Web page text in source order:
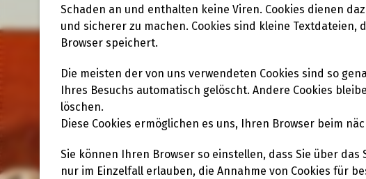
Schaden an und enthalten keine Viren. Cookies dienen
und sicherer zu machen. Cookies sind kleine
Browser speichert.
Die meisten der von uns verwendeten Cookies sind so
Ihres Besuchs automatisch gelöscht. Andere Cookies
löschen.
Diese Cookies ermöglichen es uns, Ihren Browser beim
Sie können Ihren Browser so einstellen, dass Sie über
nur im Einzelfall erlauben, die Annahme von Cookies für